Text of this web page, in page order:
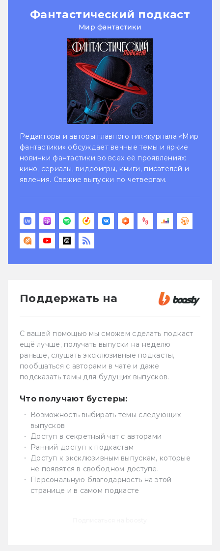
Фантастический подкаст
Мир фантастики
Редакторы и авторы главного гик-журнала «Мир
фантастики» обсуждает вечные темы и яркие
новинки фантастики во всех её проявлениях:
кино, сериалы, видеоигры, книги, писателей и
явления. Свежие выпуски по четвергам.
Поддержать на
С вашей помощью мы сможем сделать подкаст
ещё лучше, получать выпуски на неделю
раньше, слушать эксклюзивные подкасты,
пообщаться с авторами в чате и даже
подсказать темы для будущих выпусков.
Что получают бустеры:
Возможность выбирать темы следующих
выпусков
Доступ в секретный чат с авторами
Ранний доступ к подкастам
Доступ к эксклюзивным выпускам, которые
не появятся в свободном доступе.
Персональную благодарность на этой
странице и в самом подкасте